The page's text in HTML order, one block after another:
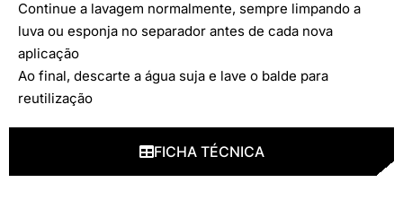
FICHA TÉCNICA
Continue a lavagem normalmente, sempre limpando a
luva ou esponja no separador antes de cada nova
aplicação
Ao final, descarte a água suja e lave o balde para
reutilização